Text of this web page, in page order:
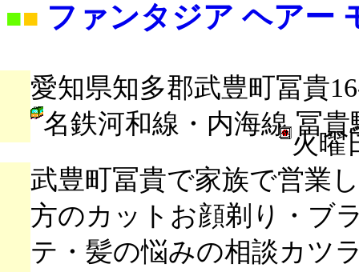
■■ ファンタジア ヘアー
愛知県知多郡武豊町冨貴
名鉄河和線・内海線 冨貴
火曜
武豊町冨貴で家族で営業
方のカットお顔剃り・ブ
テ・髪の悩みの相談カツ